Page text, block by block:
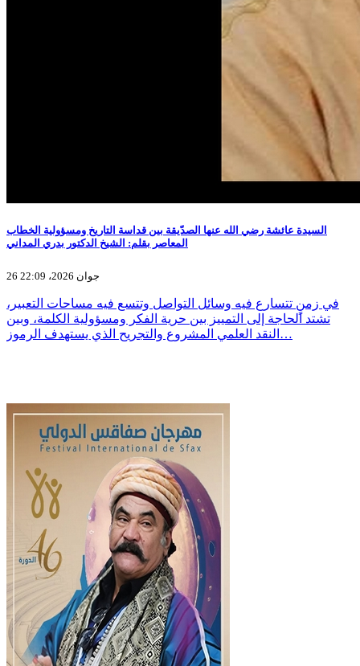
السيدة عائشة رضي الله عنها الصدّيقة بين قداسة التاريخ ومسؤولية الخطاب
المعاصر بقلم: الشيخ الدكتور بدري المداني
26 جوان 2026، 22:09
في زمنٍ تتسارع فيه وسائل التواصل وتتسع فيه مساحات التعبير،
تشتد الحاجة إلى التمييز بين حرية الفكر ومسؤولية الكلمة، وبين
النقد العلمي المشروع والتجريح الذي يستهدف الرموز…